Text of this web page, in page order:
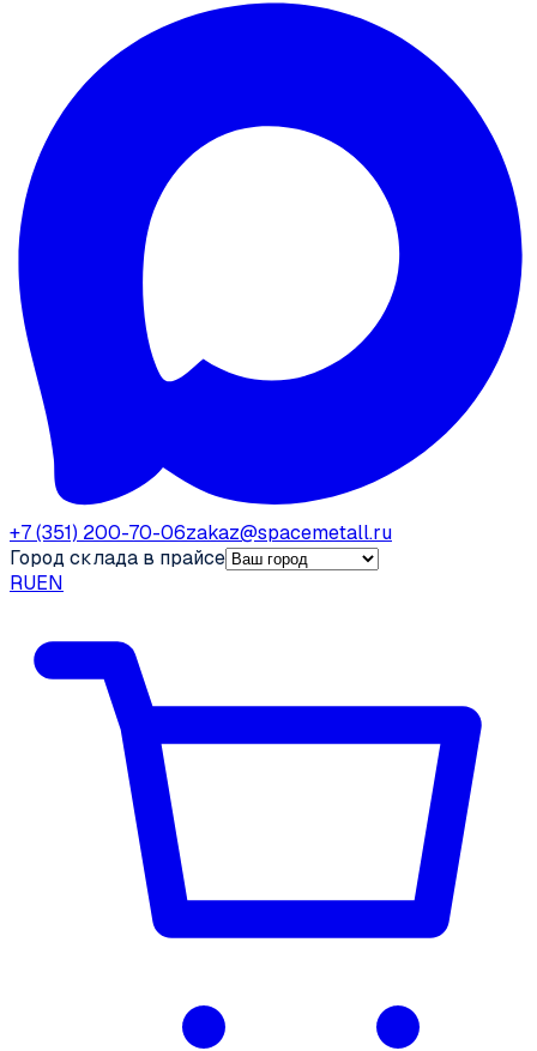
+7 (351) 200-70-06zakaz@spacemetall.ru
Город склада в прайсе
RUEN